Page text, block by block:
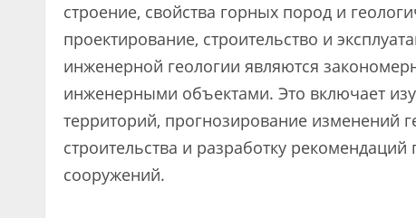
строение, свойства горных пород и
проектирование, строительство и
инженерной геологии являются
инженерными объектами. Это включает
территорий, прогнозирование изменений
строительства и разработку
сооружений.